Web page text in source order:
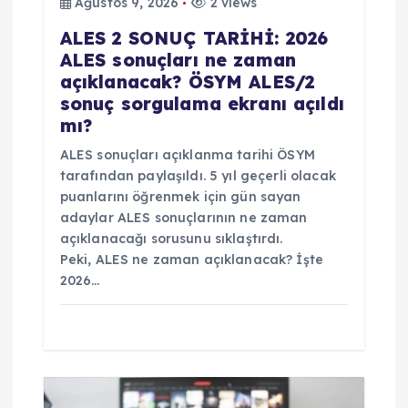
ALES 2 SONUÇ TARİHİ: 2026
ALES sonuçları ne zaman
açıklanacak? ÖSYM ALES/2
sonuç sorgulama ekranı açıldı
mı?
ALES sonuçları açıklanma tarihi ÖSYM
tarafından paylaşıldı. 5 yıl geçerli olacak
puanlarını öğrenmek için gün sayan
adaylar ALES sonuçlarının ne zaman
açıklanacağı sorusunu sıklaştırdı.
Peki, ALES ne zaman açıklanacak? İşte
2026…